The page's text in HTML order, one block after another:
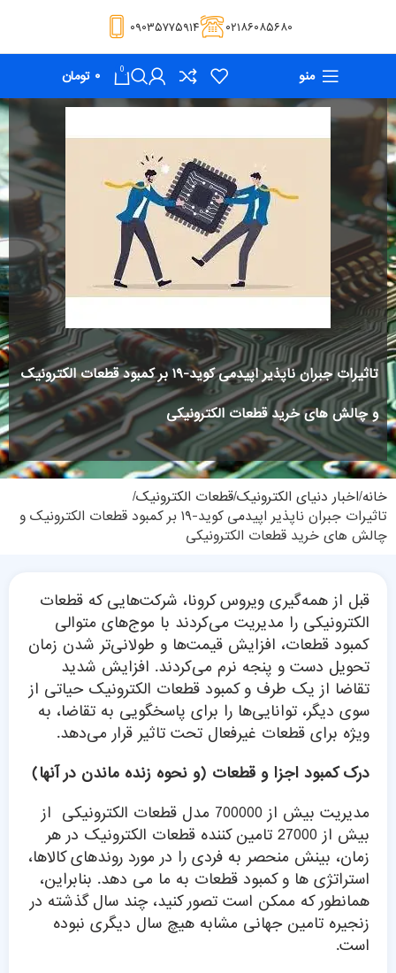
۰۲۱۸۶۰۸۵۶۸۰ ۰۹۰۳۵۷۷۵۹۱۴
منو 0 ۰ تومان
تاثیرات جبران ناپذیر اپیدمی کوید-۱۹ بر کمبود قطعات الکترونیک
و چالش های خرید قطعات الکترونیکی
خانه اخبار دنیای الکترونیکقطعات الکترونیک
تاثیرات جبران ناپذیر اپیدمی کوید-۱۹ بر کمبود قطعات الکترونیک و
چالش های خرید قطعات الکترونیکی
قبل از همه‌گیری ویروس کرونا، شرکت‌هایی که قطعات
الکترونیکی را مدیریت می‌کردند با موج‌های متوالی
کمبود قطعات، افزایش قیمت‌ها و طولانی‌تر شدن زمان
تحویل دست و پنجه نرم می‌کردند. افزایش شدید
تقاضا از یک طرف و کمبود قطعات الکترونیک حیاتی از
سوی دیگر، توانایی‌ها را برای پاسخگویی به تقاضا، به
ویژه برای قطعات غیرفعال تحت تاثیر قرار می‌دهد.
درک کمبود اجزا و قطعات (و نحوه زنده ماندن در آنها)
مدیریت بیش از 700000 مدل قطعات الکترونیکی از
بیش از 27000 تامین کننده قطعات الکترونیک در هر
زمان، بینش منحصر به فردی را در مورد روندهای کالاها،
استراتژی ها و کمبود قطعات به ما می دهد. بنابراین،
همانطور که ممکن است تصور کنید، چند سال گذشته در
زنجیره تامین جهانی مشابه هیچ سال دیگری نبوده
است.